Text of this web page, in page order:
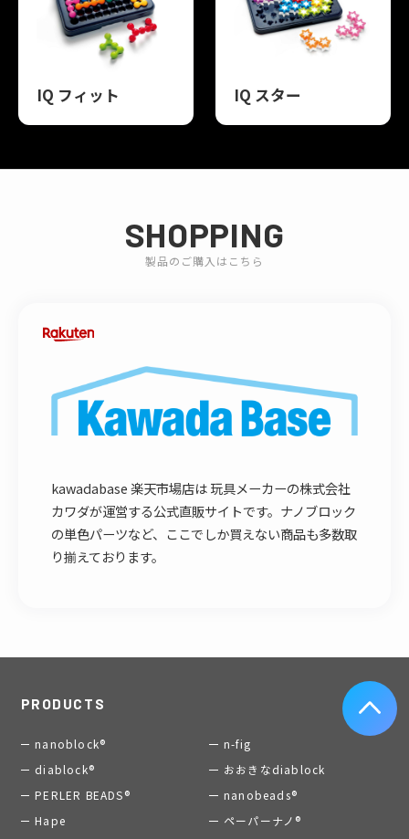
IQ フィット IQ スター
SHOPPING
製品のご購入はこちら
kawadabase 楽天市場店は 玩具メーカーの株式会社
カワダが運営する公式直販サイトです。ナノブロック
の単色パーツなど、ここでしか買えない商品も多数取
り揃えております。
PRODUCTS
nanoblock®
n-fig
diablock®
おおきなdiablock
PERLER BEADS®
nanobeads®
Hape
ペーパーナノ®